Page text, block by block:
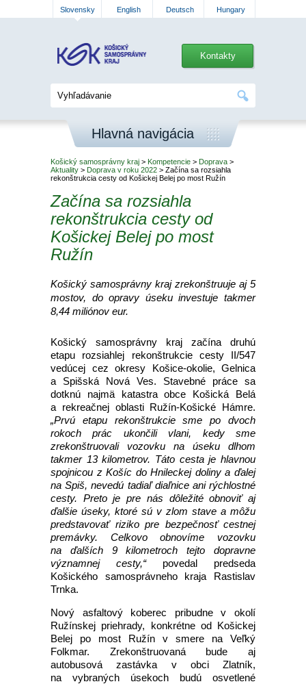
Slovensky English Deutsch Hungary
Kontakty
Hlavná navigácia
Košický samosprávny kraj > Kompetencie > Doprava >
Aktuality > Doprava v roku 2022 > Začína sa rozsiahla
rekonštrukcia cesty od Košickej Belej po most Ružín
Začína sa rozsiahla
rekonštrukcia cesty od
Košickej Belej po most
Ružín
Košický samosprávny kraj zrekonštruuje aj 5
mostov, do opravy úseku investuje takmer
8,44 miliónov eur.
Košický samosprávny kraj začína druhú
etapu rozsiahlej rekonštrukcie cesty II/547
vedúcej cez okresy Košice-okolie, Gelnica
a Spišská Nová Ves. Stavebné práce sa
dotknú najmä katastra obce Košická Belá
a rekreačnej oblasti Ružín-Košické Hámre.
„Prvú etapu rekonštrukcie sme po dvoch
rokoch prác ukončili vlani, kedy sme
zrekonštruovali vozovku na úseku dlhom
takmer 13 kilometrov. Táto cesta je hlavnou
spojnicou z Košíc do Hnileckej doliny a ďalej
na Spiš, nevedú tadiaľ diaľnice ani rýchlostné
cesty. Preto je pre nás dôležité obnoviť aj
ďalšie úseky, ktoré sú v zlom stave a môžu
predstavovať riziko pre bezpečnosť cestnej
premávky. Celkovo obnovíme vozovku
na ďalších 9 kilometroch tejto dopravne
významnej cesty,“ povedal predseda
Košického samosprávneho kraja Rastislav
Trnka.
Nový asfaltový koberec pribudne v okolí
Ružínskej priehrady, konkrétne od Košickej
Belej po most Ružín v smere na Veľký
Folkmar. Zrekonštruovaná bude aj
autobusová zastávka v obci Zlatník,
na vybraných úsekoch budú osvetlené